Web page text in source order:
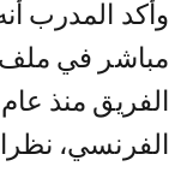
وأكد المدرب
مباشر في ملف
الفرنسي، نظرا